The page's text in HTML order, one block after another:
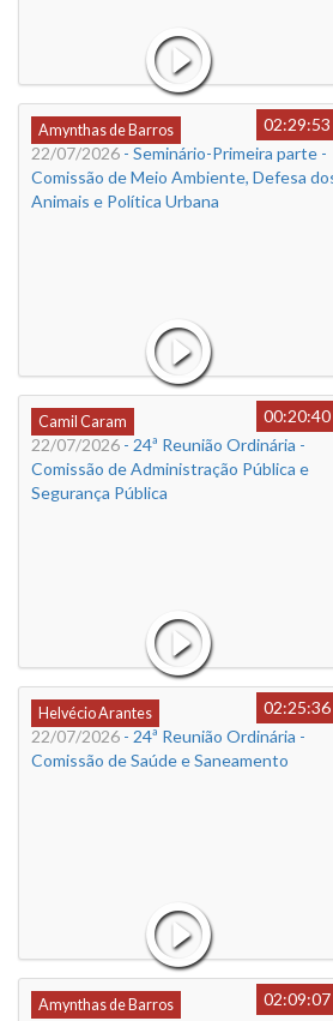
Amynthas de Barros
02:29:53
22/07/2026 - Seminário-Primeira parte -
Comissão de Meio Ambiente, Defesa
Animais e Política Urbana
Camil Caram
00:20:40
22/07/2026 - 24ª Reunião Ordinária -
Comissão de Administração Pública e
Segurança Pública
Helvécio Arantes
02:25:36
22/07/2026 - 24ª Reunião Ordinária -
Comissão de Saúde e Saneamento
Amynthas de Barros
02:09:07